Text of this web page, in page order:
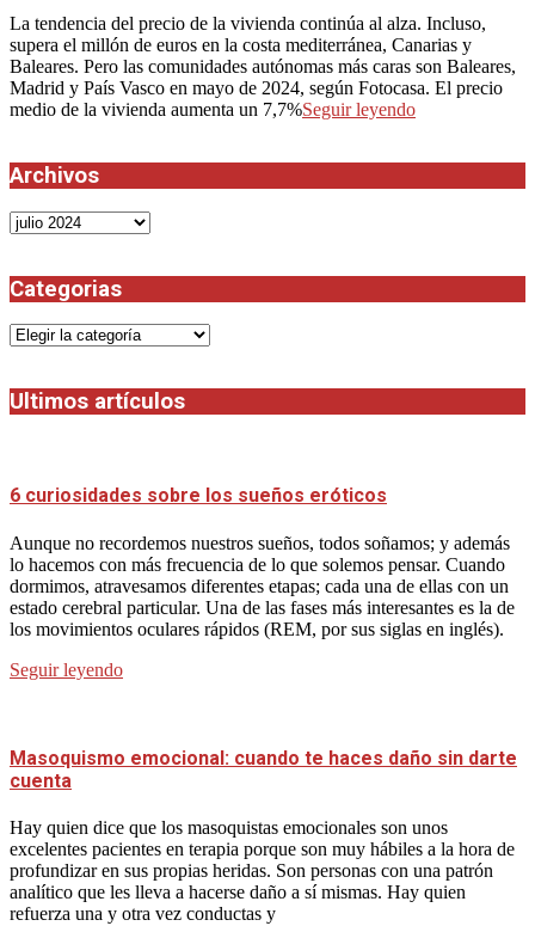
La tendencia del precio de la vivienda continúa al alza. Incluso,
supera el millón de euros en la costa mediterránea, Canarias y
Baleares. Pero las comunidades autónomas más caras son Baleares,
Madrid y País Vasco en mayo de 2024, según Fotocasa. El precio
medio de la vivienda aumenta un 7,7%Seguir leyendo
Archivos
Archivos
Categorias
Categorias
Ultimos artículos
6 curiosidades sobre los sueños eróticos
Aunque no recordemos nuestros sueños, todos soñamos; y además
lo hacemos con más frecuencia de lo que solemos pensar. Cuando
dormimos, atravesamos diferentes etapas; cada una de ellas con un
estado cerebral particular. Una de las fases más interesantes es la de
los movimientos oculares rápidos (REM, por sus siglas en inglés).
Seguir leyendo
Masoquismo emocional: cuando te haces daño sin darte
cuenta
Hay quien dice que los masoquistas emocionales son unos
excelentes pacientes en terapia porque son muy hábiles a la hora de
profundizar en sus propias heridas. Son personas con una patrón
analítico que les lleva a hacerse daño a sí mismas. Hay quien
refuerza una y otra vez conductas y